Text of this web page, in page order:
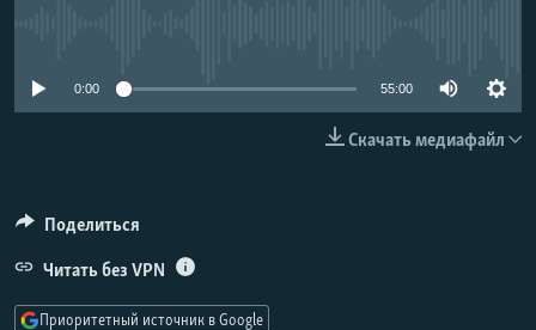
0:00 55:00
Скачать медиафайл
Поделиться
Читать без VPN
Приоритетный источник в Google